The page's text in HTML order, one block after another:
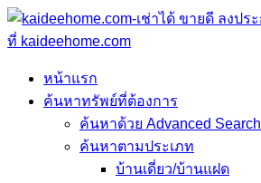
หน้าแรก
ค้นหาทรัพย์ที่ต้องการ
ค้นหาด้วย Advanced Search
ค้นหาตามประเภท
บ้านเดี่ยว/บ้านแฝด